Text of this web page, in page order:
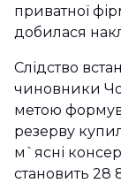
приватної
добилася
Слідство
чиновники
метою
резерву
м`ясні
становить 28